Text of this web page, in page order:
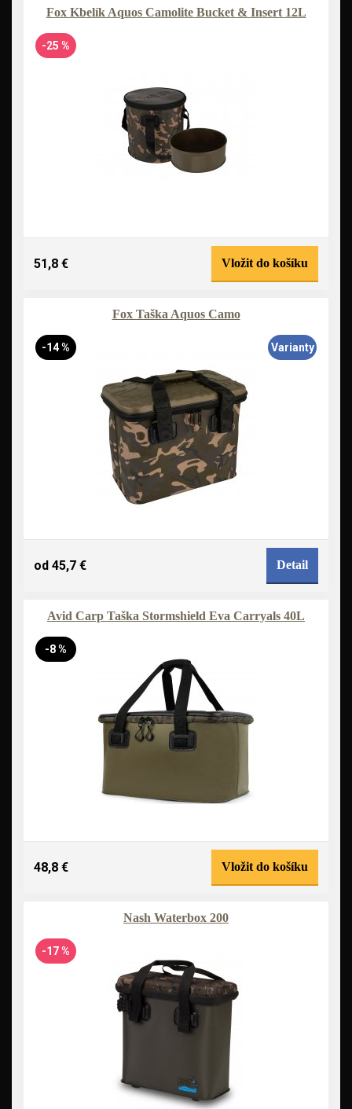
Fox Kbelík Aquos Camolite Bucket & Insert 12L
-25 %
51,8 € Vložit do košíku
Fox Taška Aquos Camo
-14 % Varianty
od 45,7 € Detail
Avid Carp Taška Stormshield Eva Carryals 40L
-8 %
48,8 € Vložit do košíku
Nash Waterbox 200
-17 %